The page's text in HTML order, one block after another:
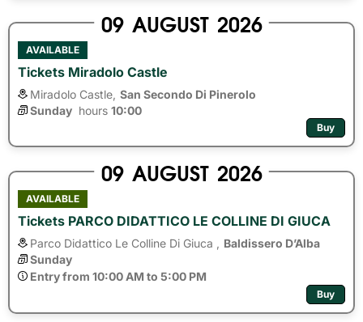
09 AUGUST 2026
AVAILABLE
Tickets Miradolo Castle
Miradolo Castle, San Secondo Di Pinerolo
Sunday hours 10:00
Buy
09 AUGUST 2026
AVAILABLE
Tickets PARCO DIDATTICO LE COLLINE DI GIUCA
Parco Didattico Le Colline Di Giuca ,
Baldissero D’Alba
Sunday
Entry from 10:00 AM to 5:00 PM
Buy